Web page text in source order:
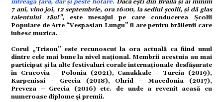
întreaga țară, dar și peste hotare. Dacă ești din Brăila și ai minim
7 ani, vino joi, 12 septembrie, ora 16:00, la sediul școlii, și dă glas
talentului tău!”, este mesajul pe care conducerea Școlii
Populare de Arte “Vespasian Lungu” îl are pentru brăilenii care
iubesc muzica.
Corul „Trison” este recunoscut la ora actuală ca fiind unul
dintre cele mai bune la nivel național. Membrii acestuia au mai
participat și la alte festivaluri corale internaționale desfășurate
în Cracovia – Polonia (2021), Canakkale – Turcia (2019),
Karpenissi – Grecia (2018), Ohrid – Macedonia (2017),
Preveza – Grecia (2016) etc. de unde a revenit acasă cu
numeroase diplome și premii.